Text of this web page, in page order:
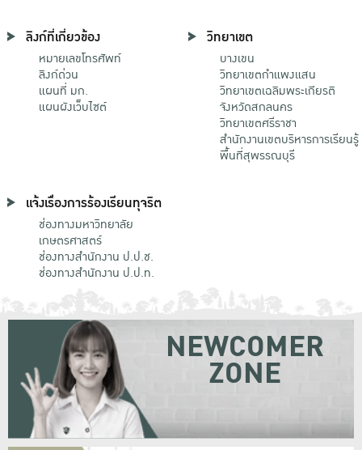
ลิงก์ที่เกี่ยวข้อง
หมายเลขโทรศัพท์
ลิงก์ด่วน
แผนที่ มก.
แผนผังเว็บไซต์
วิทยาเขต
บางเขน
วิทยาเขตกําแพงแสน
วิทยาเขตเฉลิมพระเกียรติ
จังหวัดสกลนคร
วิทยาเขตศรีราชา
สำนักงานเขตบริหารการเรียนรู้
พื้นที่สุพรรณบุรี
แจ้งเรื่องการร้องเรียนทุจริต
ช่องทางมหาวิทยาลัย
เกษตรศาสตร์
ช่องทางสำนักงาน ป.ป.ช.
ช่องทางสำนักงาน ป.ป.ท.
NEWCOMER
ZONE